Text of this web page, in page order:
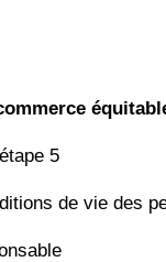
5
de vie des